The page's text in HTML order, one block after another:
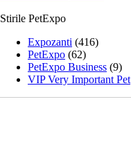
Stirile PetExpo
Expozanti (416)
PetExpo (62)
PetExpo Business (9)
VIP Very Important Pet